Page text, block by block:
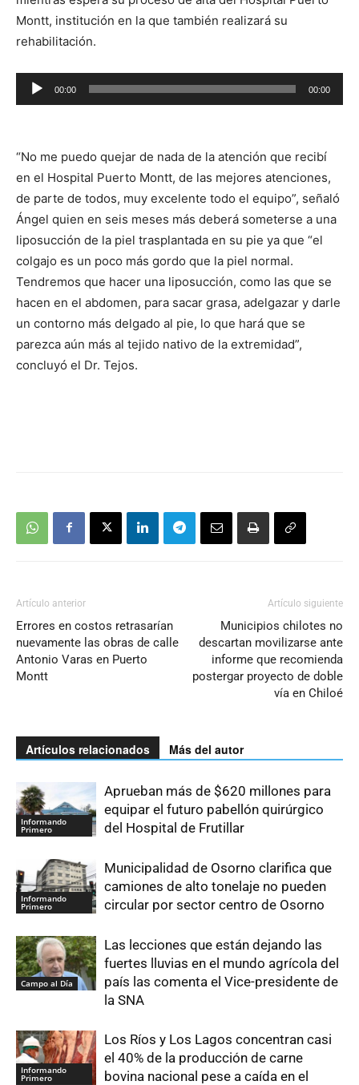
Montt, institución en la que también realizará su
rehabilitación.
Reproductor
de
00:00 00:00
“No me puedo quejar de nada de la atención que recibí
en el Hospital Puerto Montt, de las mejores atenciones,
de parte de todos, muy excelente todo el equipo”, señaló
Ángel quien en seis meses más deberá someterse a una
liposucción de la piel trasplantada en su pie ya que “el
colgajo es un poco más gordo que la piel normal.
Tendremos que hacer una liposucción, como las que se
hacen en el abdomen, para sacar grasa, adelgazar y darle
un contorno más delgado al pie, lo que hará que se
parezca aún más al tejido nativo de la extremidad”,
concluyó el Dr. Tejos.
Artículo anterior
Errores en costos retrasarían
nuevamente las obras de calle
Antonio Varas en Puerto
Montt
Artículo siguiente
Municipios chilotes no
descartan movilizarse ante
informe que recomienda
postergar proyecto de doble
vía en Chiloé
Artículos relacionados Más del autor
Informando
Primero
Aprueban más de $620 millones para
equipar el futuro pabellón quirúrgico
del Hospital de Frutillar
Informando
Primero
Municipalidad de Osorno clarifica que
camiones de alto tonelaje no pueden
circular por sector centro de Osorno
Campo al Día
Las lecciones que están dejando las
fuertes lluvias en el mundo agrícola del
país las comenta el Vice-presidente de
la SNA
Informando
Primero
Los Ríos y Los Lagos concentran casi
el 40% de la producción de carne
bovina nacional pese a caída en el